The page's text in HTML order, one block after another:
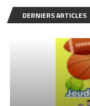
DERNIERS ARTICLES